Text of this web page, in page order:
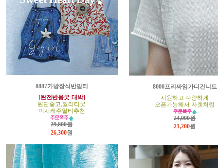
8887가방장식반팔티
[완전반응굿-대박]
원단좋고,퀄리티굿
미시캐주얼티추천
29,800원
26,300원
8000프리짜임가디건니트
시원하고 다양하게
오픈가능해서 자켓처럼
24,000원
21,200원